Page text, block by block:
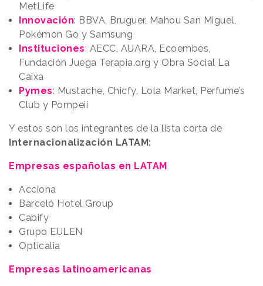
MetLife
Innovación: BBVA, Bruguer, Mahou San Miguel,
Pokémon Go y Samsung
Instituciones: AECC, AUARA, Ecoembes,
Fundación Juega Terapia.org y Obra Social La
Caixa
Pymes: Mustache, Chicfy, Lola Market, Perfume’s
Club y Pompeii
Y estos son los integrantes de la lista corta de
Internacionalización LATAM:
Empresas españolas en LATAM
Acciona
Barceló Hotel Group
Cabify
Grupo EULEN
Opticalia
Empresas latinoamericanas